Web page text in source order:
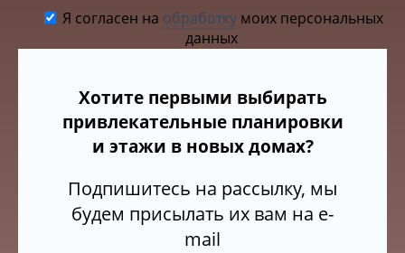
Я согласен на обработкумоих персональных
данных
Хотите первыми выбирать
привлекательные планировки
и этажи в новых домах?
Подпишитесь на рассылку, мы
будем присылать их вам на e-
mail